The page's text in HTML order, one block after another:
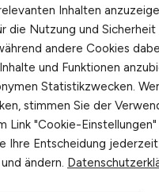
Bahnhof Herford,
Paderborn/
2, Bundesstraßen B 239
vonHerford:Bad
Hiddenhausen, Vlotho,
Inhalten
die Nutzung und Sicherheit
andere Cookies
und Funktionen
Statistikzwecken.
stimmen Sie der
Link "Cookie-Einstellungen"
Ihre Entscheidung jederzeit
ändern.